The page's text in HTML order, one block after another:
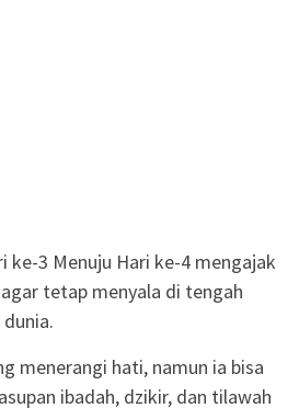
ke-3 Menuju Hari ke-4 mengajak
tetap menyala di tengah
menerangi hati, namun ia bisa
ibadah, dzikir, dan tilawah